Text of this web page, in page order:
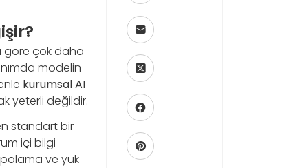
göre çok daha
modelin
kurumsal AI
yeterli değildir.
standart bir
içi bilgi
ve yük